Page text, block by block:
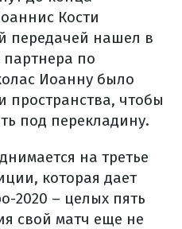
Кости
передачей нашел в
по
Иоанну было
пространства, чтобы
под перекладину.
на третье
которая дает
2020 – целых пять
свой матч еще не